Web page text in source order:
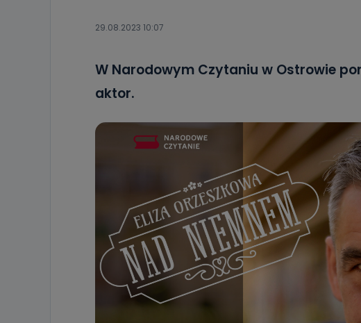
29.08.2023 10:07
W Narodowym Czytaniu w Ostrowie
aktor.